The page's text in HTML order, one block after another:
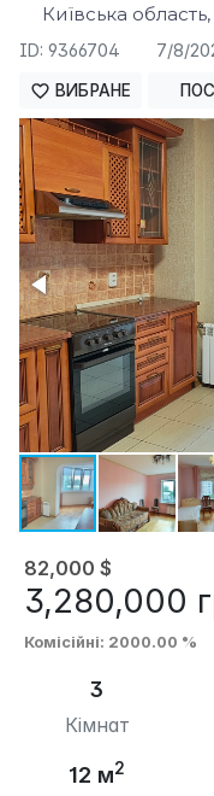
Київська
ID: 9366704 7/8/
ВИБРАНЕ
82,000 $
3,280,000
Комісійні: 2000.00 %
3
Кімнат
12 м2